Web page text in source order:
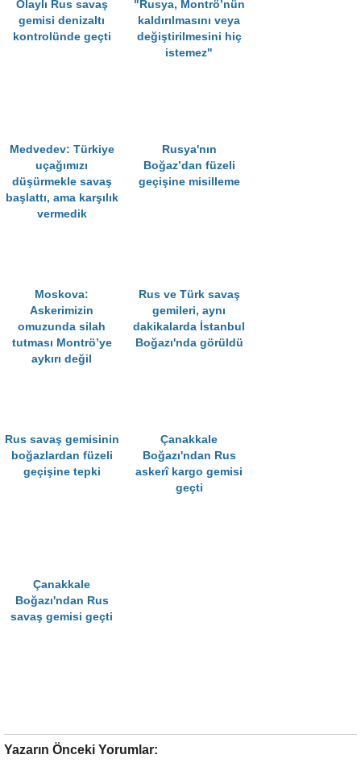
Olaylı Rus savaş
gemisi denizaltı
kontrolünde geçti
"Rusya, Montrö’nün
kaldırılmasını veya
değiştirilmesini hiç
istemez"
Medvedev: Türkiye
uçağımızı
düşürmekle savaş
başlattı, ama karşılık
vermedik
Rusya'nın
Boğaz’dan füzeli
geçişine misilleme
Moskova:
Askerimizin
omuzunda silah
tutması Montrö’ye
aykırı değil
Rus ve Türk savaş
gemileri, aynı
dakikalarda İstanbul
Boğazı'nda görüldü
Rus savaş gemisinin
boğazlardan füzeli
geçişine tepki
Çanakkale
Boğazı'ndan Rus
askerî kargo gemisi
geçti
Çanakkale
Boğazı'ndan Rus
savaş gemisi geçti
Yazarın Önceki Yorumlar: